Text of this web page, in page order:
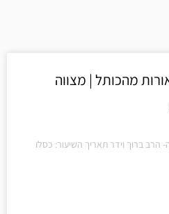
מהכותל | מצווה
הרב ברוך וידר תאריך השיעור: כסלו